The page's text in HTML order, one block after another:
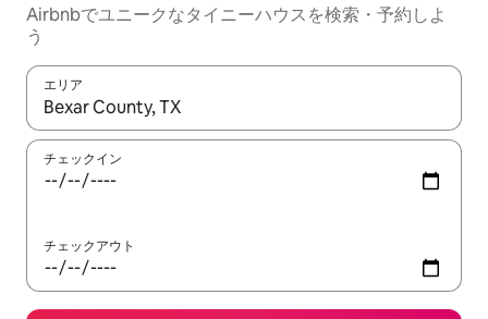
Airbnbでユニークなタイニーハウスを検索・予約しよ
う
エリア
検索結果が表示されたら、上下の矢印キーを使って移動するか
チェックイン
チェックアウト